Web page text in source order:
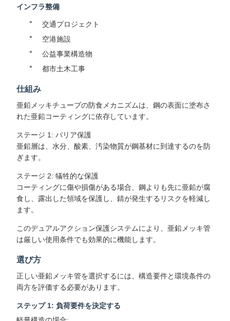
インフラ整備
交通プロジェクト
空港施設
公益事業構造物
都市土木工事
仕組み
亜鉛メッキチューブの防食メカニズムは、鋼の表面に塗布さ
れた亜鉛コーティングに依存しています。
ステージ 1: バリア保護
亜鉛層は、水分、酸素、汚染物質が鋼基材に到達するのを防
ぎます。
ステージ 2: 犠牲的な保護
コーティングに傷や損傷がある場合、鋼よりも先に亜鉛が腐
食し、露出した領域を保護し、錆が発生するリスクを軽減し
ます。
このデュアルアクション保護システムにより、亜鉛メッキ管
は厳しい使用条件でも効果的に機能します。
選び方
正しい亜鉛メッキ管を選択するには、構造要件と環境条件の
両方を評価する必要があります。
ステップ 1: 負荷要件を決定する